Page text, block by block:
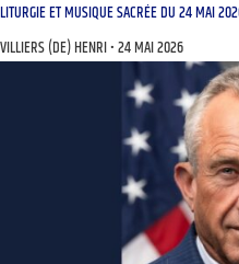
LITURGIE ET MUSIQUE SACRÉE DU 24 MAI
VILLIERS (DE) HENRI 24 MAI 2026